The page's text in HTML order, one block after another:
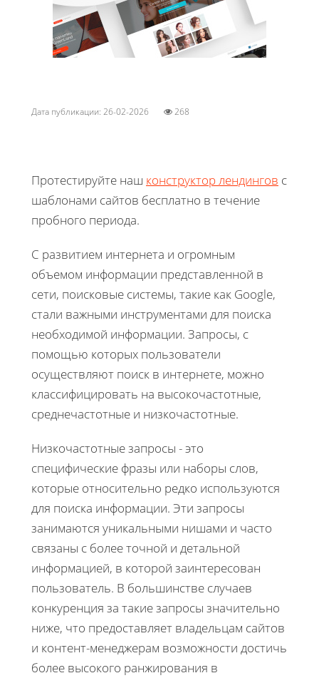
Дата публикации: 26-02-2026 268
Протестируйте наш конструктор лендингов с
шаблонами сайтов бесплатно в течение
пробного периода.
С развитием интернета и огромным
объемом информации представленной в
сети, поисковые системы, такие как Google,
стали важными инструментами для поиска
необходимой информации. Запросы, с
помощью которых пользователи
осуществляют поиск в интернете, можно
классифицировать на высокочастотные,
среднечастотные и низкочастотные.
Низкочастотные запросы - это
специфические фразы или наборы слов,
которые относительно редко используются
для поиска информации. Эти запросы
занимаются уникальными нишами и часто
связаны с более точной и детальной
информацией, в которой заинтересован
пользователь. В большинстве случаев
конкуренция за такие запросы значительно
ниже, что предоставляет владельцам сайтов
и контент-менеджерам возможности достичь
более высокого ранжирования в